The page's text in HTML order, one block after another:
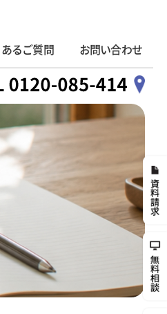
るご質問 お問い合わせ